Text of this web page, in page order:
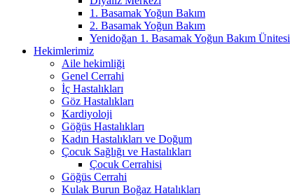
1. Basamak Yoğun Bakım
2. Basamak Yoğun Bakım
Yenidoğan 1. Basamak Yoğun Bakım Ünitesi
Hekimlerimiz
Aile hekimliği
Genel Cerrahi
İç Hastalıkları
Göz Hastalıkları
Kardiyoloji
Göğüs Hastalıkları
Kadın Hastalıkları ve Doğum
Çocuk Sağlığı ve Hastalıkları
Çocuk Cerrahisi
Göğüs Cerrahi
Kulak Burun Boğaz Hatalıkları